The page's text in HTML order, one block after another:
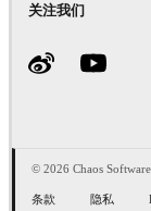
关注我们
© 2026 Chaos
条款 隐私